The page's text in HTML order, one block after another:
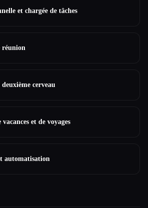
et chargée de tâches
réunion
cerveau
et de voyages
automatisation